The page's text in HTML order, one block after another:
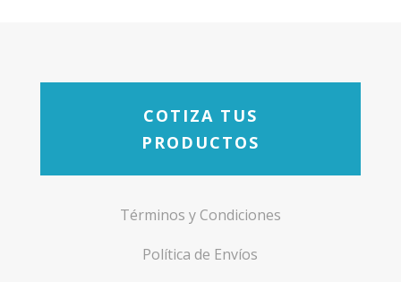
COTIZA TUS
PRODUCTOS
Términos y Condiciones
Política de Envíos